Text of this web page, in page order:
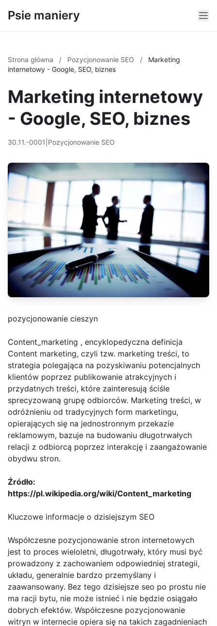
Psie maniery
Strona główna / Pozycjonowanie SEO /
Marketing
internetowy - Google, SEO, biznes
Marketing internetowy
- Google, SEO, biznes
30.11.-0001 Pozycjonowanie SEO
pozycjonowanie cieszyn
Content_marketing , encyklopedyczna definicja
Content marketing, czyli tzw. marketing treści, to
strategia polegająca na pozyskiwaniu potencjalnych
klientów poprzez publikowanie atrakcyjnych i
przydatnych treści, które zainteresują ściśle
sprecyzowaną grupę odbiorców. Marketing treści, w
odróżnieniu od tradycyjnych form marketingu,
opierających się na jednostronnym przekazie
reklamowym, bazuje na budowaniu długotrwałych
relacji z odbiorcą poprzez interakcję i zaangażowanie
obydwu stron.
Źródło:
https://pl.wikipedia.org/wiki/Content_marketing
Kluczowe informacje o dzisiejszym SEO
Współczesne pozycjonowanie stron internetowych
jest to proces wieloletni, długotrwały, który musi być
prowadzony z zachowaniem odpowiedniej strategii,
układu, generalnie bardzo przemyślany i
zaawansowany. Bez tego dzisiejsze seo po prostu nie
ma racji bytu, nie może istnieć i nie będzie osiągało
dobrych efektów. Współczesne pozycjonowanie
witryn w internecie opiera się na takich zagadnieniach